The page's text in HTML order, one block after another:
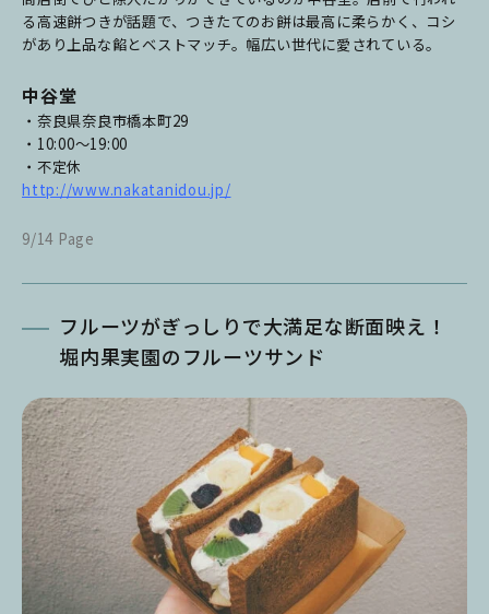
る高速餅つきが話題で、つきたてのお餅は最高に柔らかく、コシ
があり上品な餡とベストマッチ。幅広い世代に愛されている。
中谷堂
・奈良県奈良市橋本町29
・10:00～19:00
・不定休
http://www.nakatanidou.jp/
9/14 Page
フルーツがぎっしりで大満足な断面映え！
堀内果実園のフルーツサンド